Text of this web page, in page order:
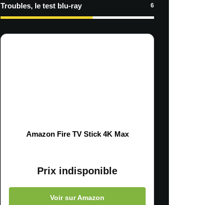
Troubles, le test blu-ray 6
Amazon Fire TV Stick 4K Max
Prix indisponible
Voir sur Amazon